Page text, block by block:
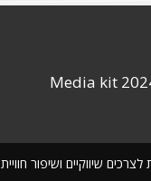
לצרכים שיווקיים ושיפור
Media kit